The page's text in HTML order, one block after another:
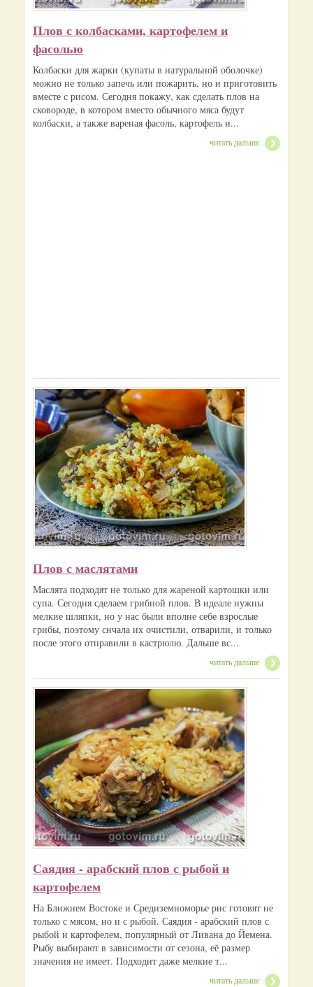
Плов с колбасками, картофелем и
фасолью
Колбаски для жарки (купаты в натуральной оболочке)
можно не только запечь или пожарить, но и приготовить
вместе с рисом. Сегодня покажу, как сделать плов на
сковороде, в котором вместо обычного мяса будут
колбаски, а также вареная фасоль, картофель и...
читать дальше
Плов с маслятами
Маслята подходят не только для жареной картошки или
супа. Сегодня сделаем грибной плов. В идеале нужны
мелкие шляпки, но у нас были вполне себе взрослые
грибы, поэтому снчала их очистили, отварили, и только
после этого отправили в кастрюлю. Дальше вс...
читать дальше
Саядия - арабский плов с рыбой и
картофелем
На Ближнем Востоке и Средиземноморье рис готовят не
только с мясом, но и с рыбой. Саядия - арабский плов с
рыбой и картофелем, популярный от Ливана до Йемена.
Рыбу выбирают в зависимости от сезона, её размер
значения не имеет. Подходит даже мелкие т...
читать дальше